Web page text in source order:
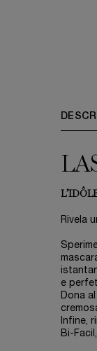
Rivela
e
Dona
Infine,
Bi-